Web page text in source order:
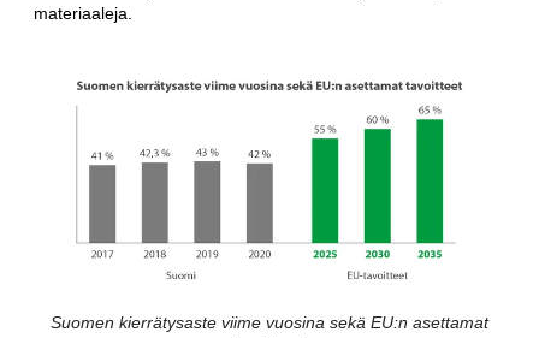
materiaaleja.
Suomen kierrätysaste viime vuosina sekä EU:n asettamat